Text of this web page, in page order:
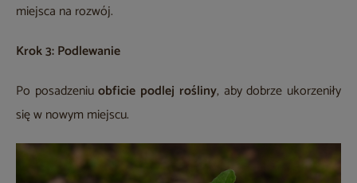
miejsca na rozwój.
Krok 3: Podlewanie
Po posadzeniuobficie podlej rośliny, aby dobrze ukorzeniły
się w nowym miejscu.